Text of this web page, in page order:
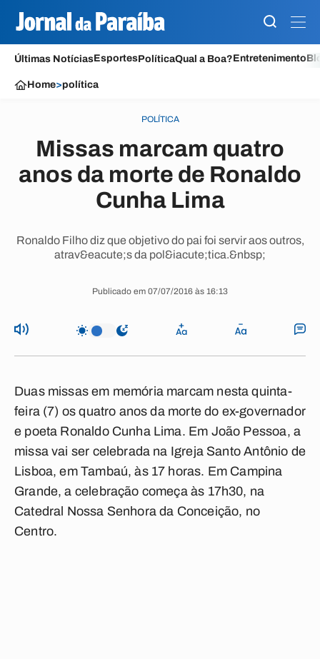
Últimas NotíciasEsportesPolíticaQual a Boa?Entretenimento
Home>política
POLÍTICA
Missas marcam quatro
anos da morte de Ronaldo
Cunha Lima
Ronaldo Filho diz que objetivo do pai foi servir aos outros,
atrav&eacute;s da pol&iacute;tica.&nbsp;
Publicado em 07/07/2016 às 16:13
Duas missas em memória marcam nesta quinta-
feira (7) os quatro anos da morte do ex-governador
e poeta Ronaldo Cunha Lima. Em João Pessoa, a
missa vai ser celebrada na Igreja Santo Antônio de
Lisboa, em Tambaú, às 17 horas. Em Campina
Grande, a celebração começa às 17h30, na
Catedral Nossa Senhora da Conceição, no
Centro.